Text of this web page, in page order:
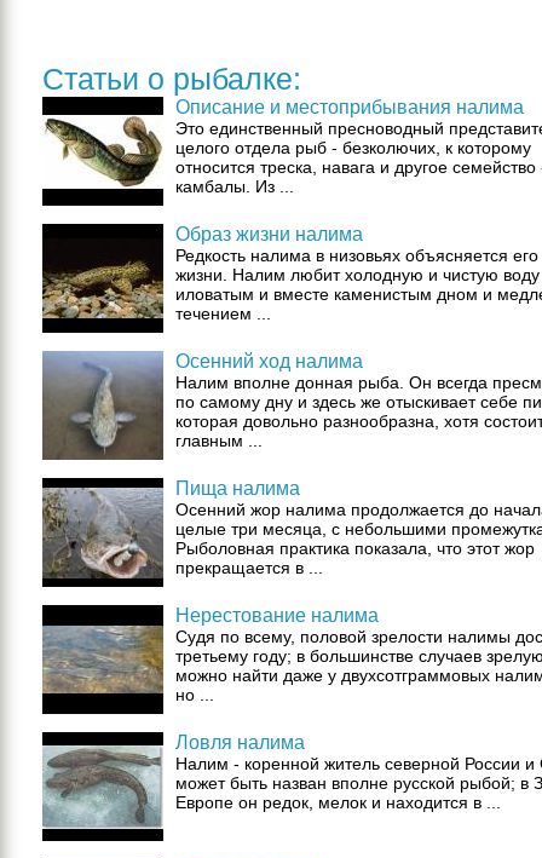
Статьи о рыбалке:
Описание и местоприбывания налима
Это единственный пресноводный
целого отдела рыб - безколючих, к которому
относится треска, навага и другое семейство
камбалы. Из ...
Образ жизни налима
Редкость налима в низовьях объясняется
жизни. Налим любит холодную и чистую воду
иловатым и вместе каменистым дном и
течением ...
Осенний ход налима
Налим вполне донная рыба. Он всегда
по самому дну и здесь же отыскивает себе
которая довольно разнообразна, хотя
главным ...
Пища налима
Осенний жор налима продолжается до
целые три месяца, с небольшими
Рыболовная практика показала, что этот жор
прекращается в ...
Нерестование налима
Судя по всему, половой зрелости налимы
третьему году; в большинстве случаев
можно найти даже у двухсотграммовых
но ...
Ловля налима
Налим - коренной житель северной России
может быть назван вполне русской рыбой; в
Европе он редок, мелок и находится в ...